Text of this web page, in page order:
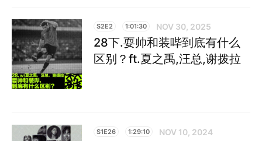
S2E2 1:01:30 NOV 30, 2025
28下.耍帅和装哔到底有什么
区别？ft.夏之禹,汪总,谢拨拉
S1E26 1:29:10 NOV 10, 2024